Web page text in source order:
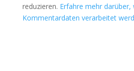
reduzieren. Erfahre mehr darüber,
Kommentardaten verarbeitet